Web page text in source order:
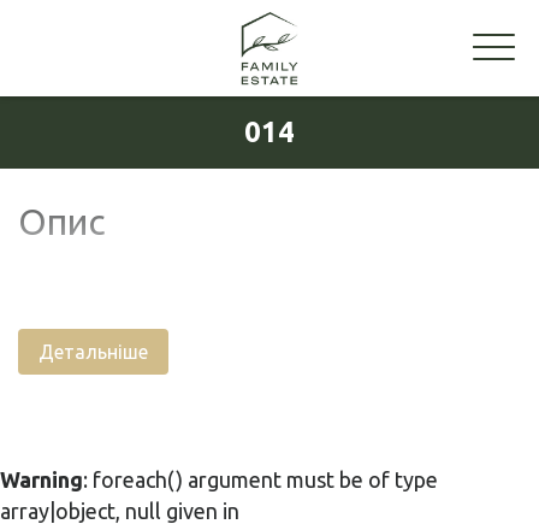
014
Опис
Детальніше
Warning: foreach() argument must be of type
array|object, null given in